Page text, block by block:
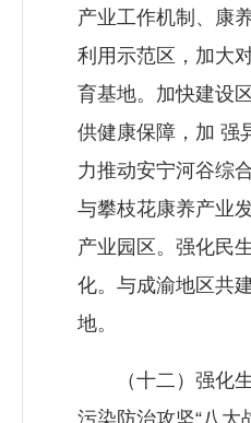
产业工作机制、康
利用示范区，加大
育基地。加快建设
供健康保障，加 强
力推动安宁河谷综
与攀枝花康养产业
产业园区。强化民
化。与成渝地区共
地。
（十二）强化生
污染防治攻坚“八